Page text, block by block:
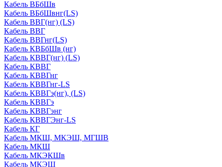
Кабель ВБбШв
Кабель ВБбШвнг(LS)
Кабель ВВГ(нг) (LS)
Кабель ВВГ
Кабель ВВГнг(LS)
Кабель КВБбШв (нг)
Кабель КВВГ(нг) (LS)
Кабель КВВГ
Кабель КВВГнг
Кабель КВВГнг-LS
Кабель КВВГэ(нг), (LS)
Кабель КВВГэ
Кабель КВВГэнг
Кабель КВВГЭнг-LS
Кабель КГ
Кабель МКШ, МКЭШ, МГШВ
Кабель МКШ
Кабель МКЭКШв
Кабель МКЭШ